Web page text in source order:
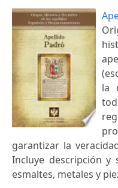
la
garantizar la
Incluye descripción y
esmaltes, metales y